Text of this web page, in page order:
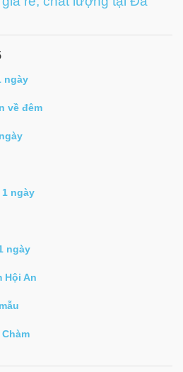
ngày
về đêm
1 ngày
ngày
Hội An